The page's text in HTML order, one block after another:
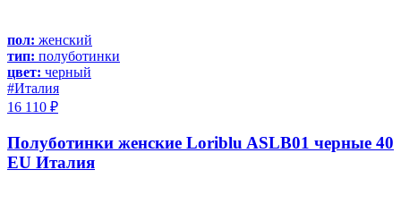
пол: женский
тип: полуботинки
цвет: черный
#Италия
16 110 ₽
Полуботинки женские Loriblu ASLB01 черные 40
EU Италия